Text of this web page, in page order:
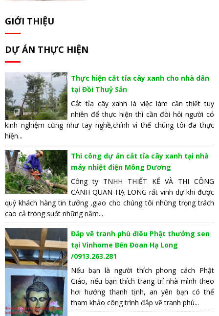
GIỚI THIỆU
DỰ ÁN THỰC HIỆN
Thực hiện cắt tỉa cây xanh cho nhà dân
tại Đồi Thuỷ Sản
Cắt tỉa cây xanh là việc làm cần thiết tuy
nhiên để thực hiện thì cần đòi hỏi người có
kinh nghiệm cũng như tay nghề,chính vì thế chúng tôi đã thực
hiện...
Thi công dự án cắt tỉa cây xanh tại nhà
máy nhiệt điện Mông Dương
Công ty TNHH THIẾT KẾ VÀ THI CÔNG
CẢNH QUAN HẠ LONG rất vinh dự khi được
quý khách hàng tin tưởng ,giao cho chúng tôi những trọng trách
cao cả trong suốt những năm...
Đắp vẽ tranh phù điêu Phật thưởng sen
tại Vinhome Bến Đoan Hạ Long
/0913.263.281
Nếu bạn là người thích phong cách Phật
Giáo, nếu bạn thích trang trí nhà mình theo
hơi hướng thanh tịnh, an yên bạn có thể
tham khảo công trình đắp vẽ tranh phù...